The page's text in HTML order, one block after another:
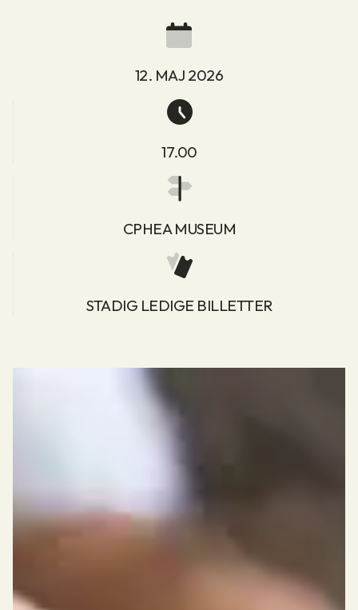
12. MAJ 2026
17.00
CPHEA MUSEUM
STADIG LEDIGE BILLETTER